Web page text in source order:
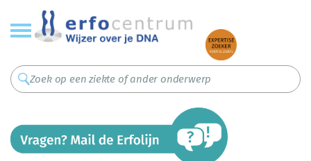
Overslaan
en
naar
inhoud
gaan